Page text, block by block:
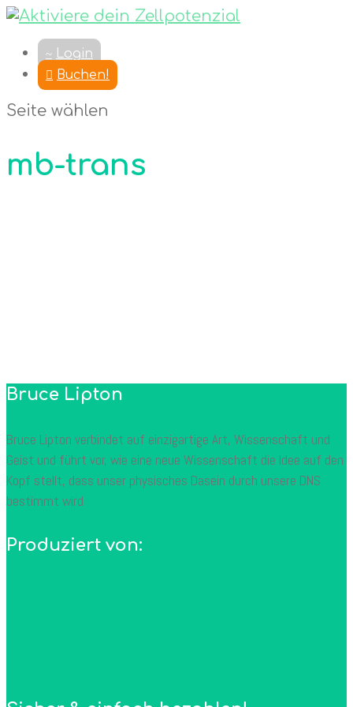
Login
Buchen!
Seite wählen
mb-trans
Bruce Lipton
Bruce Lipton verbindet auf einzigartige Art, Wissenschaft und
Geist und führt vor, wie eine neue Wissenschaft die Idee auf den
Kopf stellt, dass unser physisches Dasein durch unsere DNS
bestimmt wird
Produziert von: